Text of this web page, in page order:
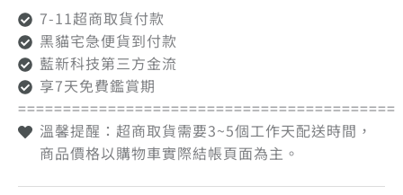
7-11超商取貨付款
黑貓宅急便貨到付款
藍新科技第三方金流
享7天免費鑑賞期
==========================================
溫馨提醒：超商取貨需要3~5個工作天配送時間，
商品價格以購物車實際結帳頁面為主。